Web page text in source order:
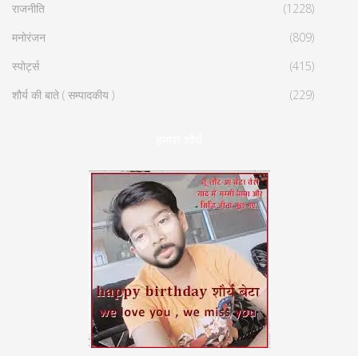
राजनीति
(1228)
मनोरंजन
(809)
स्पोर्ट्स
(415)
शौर्य की बाते ( सम्पादकीय )
(229)